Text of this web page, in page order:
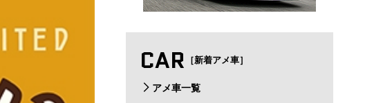
CAR ［新着アメ車］
アメ車一覧